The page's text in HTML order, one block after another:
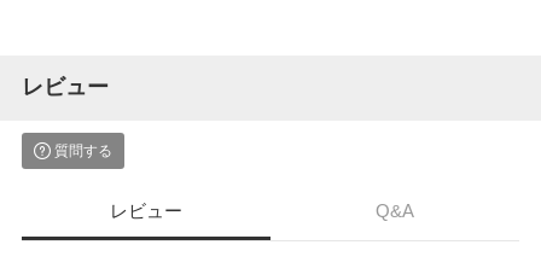
レビュー
質問する
レビュー Q&A